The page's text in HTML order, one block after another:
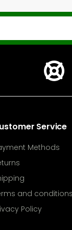
Service
Methods
and conditions
Policy